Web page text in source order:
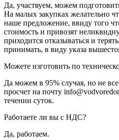
Да, участвуем, можем
На малых закупках желательно
наше предложение, ввиду того
стоимость и привозят
приходится отказываться и
принимать, в виду указа
Можете изготовить по
Да можем в 95% случая, но не
просчет на почту
течении суток.
Работаете ли вы с НДС?
Да, работаем.